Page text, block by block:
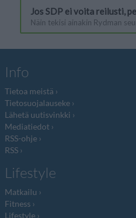
Info
Tietoa meistä
Tietosuojalauseke
Lähetä uutisvinkki
Mediatiedot
RSS-ohje
RSS
Lifestyle
Matkailu
Fitness
Lifestyle